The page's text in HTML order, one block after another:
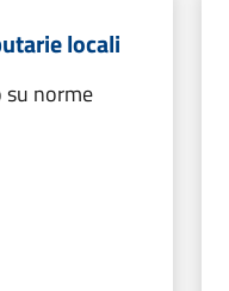
locali
norme